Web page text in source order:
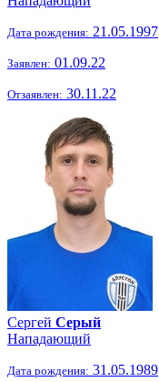
Дата рождения: 21.05.1997
Заявлен: 01.09.22
Отзаявлен: 30.11.22
Сергей Серый
Нападающий
Дата рождения: 31.05.1989